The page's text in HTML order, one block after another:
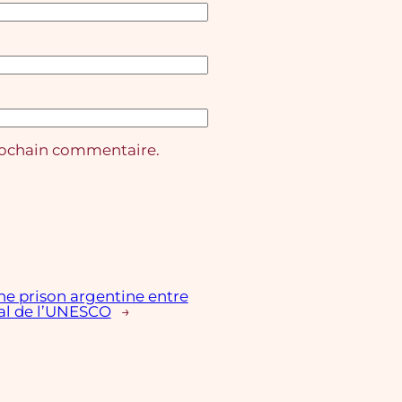
commentaire.
prison argentine entre
l’UNESCO
→